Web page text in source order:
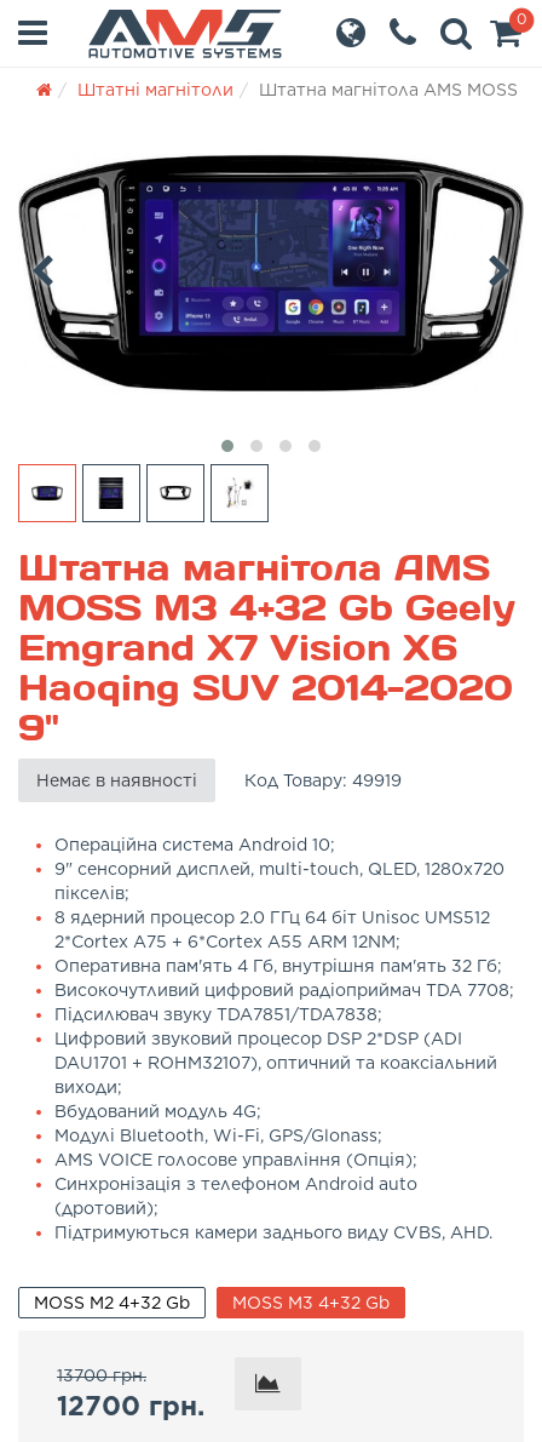
0
Штатні магнітоли Штатна магнітола AMS MOSS
Штатна магнітола AMS
MOSS M3 4+32 Gb Geely
Emgrand X7 Vision X6
Haoqing SUV 2014-2020
9"
Немає в наявності Код Товару: 49919
Операційна система Android 10;
9" сенсорний дисплей, multi-touch, QLED, 1280x720
пікселів;
8 ядерний процесор 2.0 ГГц 64 біт Unisoc UMS512
2*Cortex A75 + 6*Cortex A55 ARM 12NM;
Оперативна пам'ять 4 Гб, внутрішня пам'ять 32 Гб;
Високочутливий цифровий радіоприймач TDA 7708;
Підсилювач звуку TDA7851/TDA7838;
Цифровий звуковий процесор DSP 2*DSP (ADI
DAU1701 + ROHM32107), оптичний та коаксіальний
виходи;
Вбудований модуль 4G;
Модулі Bluetooth, Wi-Fi, GPS/Glonass;
AMS VOICE голосове управління (Опція);
Синхронізація з телефоном Android auto
(дротовий);
Підтримуються камери заднього виду CVBS, AHD.
MOSS M2 4+32 Gb MOSS M3 4+32 Gb
13700 грн.
12700 грн.